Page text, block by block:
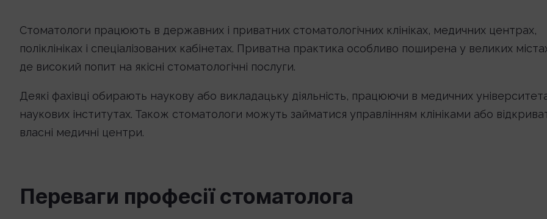
Стоматологи працюють в державних і приватних стоматологічних клініках, медичних центрах,
поліклініках і спеціалізованих кабінетах. Приватна практика особливо поширена у великих
де високий попит на якісні стоматологічні послуги.
Деякі фахівці обирають наукову або викладацьку діяльність, працюючи в медичних
наукових інститутах. Також стоматологи можуть займатися управлінням клініками або
власні медичні центри.
Переваги професії стоматолога